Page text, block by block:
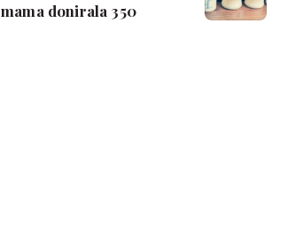
mama donirala 350